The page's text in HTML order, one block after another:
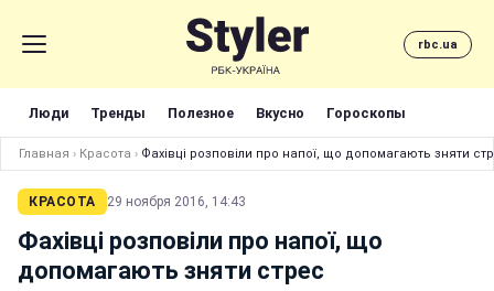
rbc.ua
Люди Тренды Полезное Вкусно Гороскопы
Главная › Красота › Фахівці розповіли про напої, що допомагають зняти
КРАСОТА 29 ноября 2016, 14:43
Фахівці розповіли про напої, що
допомагають зняти стрес